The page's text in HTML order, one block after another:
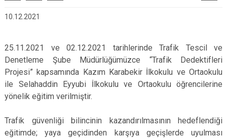
10.12.2021
25.11.2021 ve 02.12.2021 tarihlerinde Trafik Tescil ve
Denetleme Şube Müdürlüğümüzce “Trafik Dedektifleri
Projesi” kapsamında Kazım Karabekir İlkokulu ve Ortaokulu
ile Selahaddin Eyyubi İlkokulu ve Ortaokulu öğrencilerine
yönelik eğitim verilmiştir.
Trafik güvenliği bilincinin kazandırılmasının hedeflendiği
eğitimde; yaya geçidinden karşıya geçişlerde uyulması